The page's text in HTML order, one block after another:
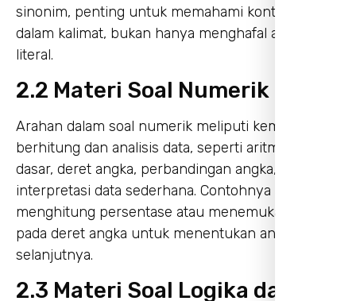
sinonim, penting untuk memahami konteks kata
dalam kalimat, bukan hanya menghafal arti secara
literal.
2.2 Materi Soal Numerik
Arahan dalam soal numerik meliputi kemampuan
berhitung dan analisis data, seperti aritmatika
dasar, deret angka, perbandingan angka, serta
interpretasi data sederhana. Contohnya adalah
menghitung persentase atau menemukan pola
pada deret angka untuk menentukan angka
selanjutnya.
2.3 Materi Soal Logika dan